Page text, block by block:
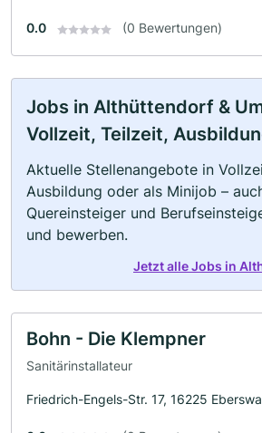
0.0 (0 Bewertungen)
Jobs in Althüttendorf &
Vollzeit, Teilzeit,
Aktuelle Stellenangebote in
Ausbildung oder als Minijob –
Quereinsteiger und
und bewerben.
Jetzt alle Jobs in
Bohn - Die Klempner
Sanitärinstallateur
Friedrich-Engels-Str. 17, 16225